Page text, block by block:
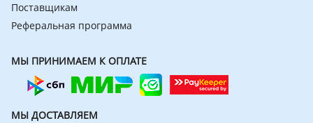
Поставщикам
Реферальная программа
МЫ ПРИНИМАЕМ К ОПЛАТЕ
МЫ ДОСТАВЛЯЕМ